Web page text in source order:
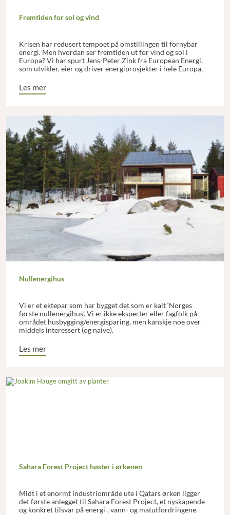
Fremtiden for sol og vind
Krisen har redusert tempoet på omstillingen til fornybar
energi. Men hvordan ser fremtiden ut for vind og sol i
Europa? Vi har spurt Jens-Peter Zink fra European Energi,
som utvikler, eier og driver energiprosjekter i hele Europa,
Les mer
Nullenergihus
Vi er et ektepar som har bygget det som er kalt ‘Norges
første nullenergihus’. Vi er ikke eksperter eller fagfolk på
området husbygging/energisparing, men kanskje noe over
middels interessert (og naive).
Les mer
Sahara Forest Project høster i ørkenen
Midt i et enormt industriområde ute i Qatars ørken ligger
det første anlegget til Sahara Forest Project, et nyskapende
og konkret tilsvar på energi-, vann- og matutfordringene.